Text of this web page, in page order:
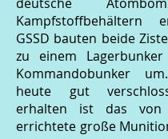
Kampfstoffbehältern
GSSD bauten beide
zu einem
Kommandobunker
heute gut
erhalten ist das von
errichtete große